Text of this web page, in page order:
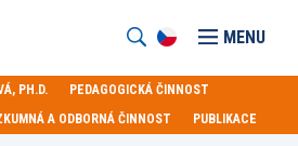
MENU
PH.D.
PEDAGOGICKÁ ČINNOST
A ODBORNÁ ČINNOST PUBLIKACE